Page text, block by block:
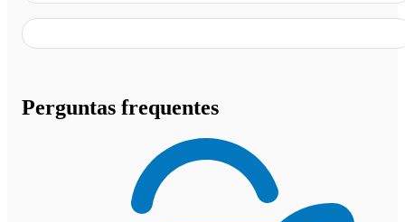
Perguntas frequentes